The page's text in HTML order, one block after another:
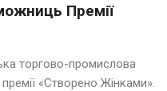
Премії
торгово-промислова
«Створено Жінками».